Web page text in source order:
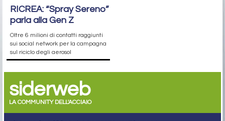
RICREA: “Spray Sereno”
parla alla Gen Z
Oltre 6 milioni di contatti raggiunti
sui social network per la campagna
sul riciclo degli aerosol
siderweb
LA COMMUNITY DELL'ACCIAIO